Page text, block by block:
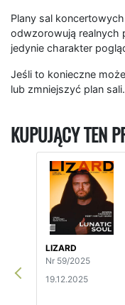
Plany sal
odwzorowują realnych
jedynie charakter
Jeśli to konieczne
lub zmniejszyć plan sali.
KUPUJĄCY TEN
LIZARD
Nr 59/2025
19.12.2025